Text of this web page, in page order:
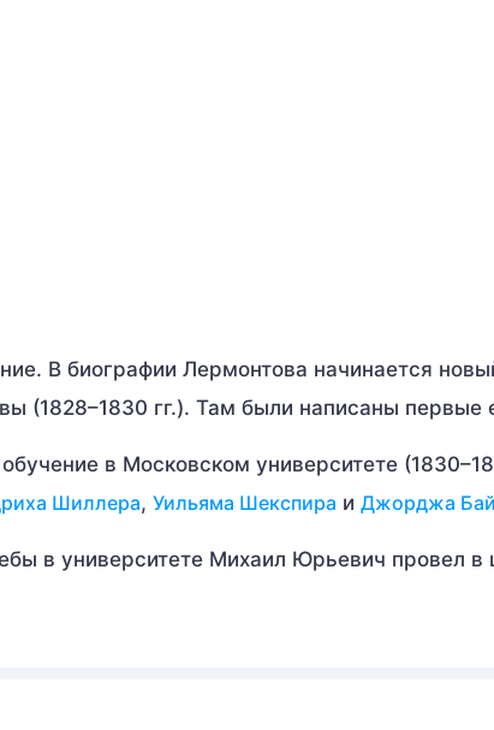
В биографии Лермонтова начинается
(1828–1830 гг.). Там были написаны первые
в Московском университете
Шиллера, Уильяма Шекспира и Джорджа
в университете Михаил Юрьевич провел в